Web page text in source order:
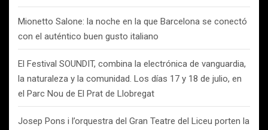
Mionetto Salone: la noche en la que Barcelona se conectó
con el auténtico buen gusto italiano
El Festival SOUNDIT, combina la electrónica de vanguardia,
la naturaleza y la comunidad. Los días 17 y 18 de julio, en
el Parc Nou de El Prat de Llobregat
Josep Pons i l’orquestra del Gran Teatre del Liceu porten la